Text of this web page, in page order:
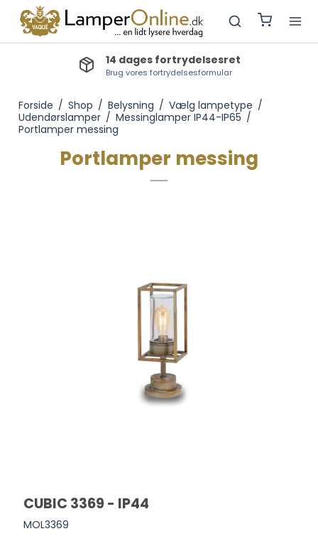
14 dages fortrydelsesret
Brug vores fortrydelsesformular
Forside / Shop / Belysning / Vælg lampetype /
Udendørslamper / Messinglamper IP44-IP65 /
Portlamper messing
Portlamper messing
CUBIC 3369 - IP44
MOL3369